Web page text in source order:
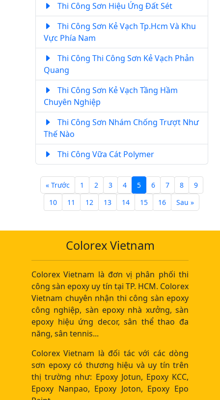
Thi Công Sơn Hiệu Ứng Đất Sét
Thi Công Sơn Kẻ Vạch Tp.Hcm Và Khu
Vực Phía Nam
Thi Công Thi Công Sơn Kẻ Vạch Phản
Quang
Thi Công Sơn Kẻ Vạch Tầng Hầm
Chuyên Nghiệp
Thi Công Sơn Nhám Chống Trượt Như
Thế Nào
Thi Công Vữa Cát Polymer
« Trước 1 2 3 4 5 6 7 8
9
10
11 12 13 14 15 16 Sau »
Colorex Vietnam
Colorex Vietnam là đơn vị phân phối thi
công sàn epoxy uy tín tại TP. HCM. Colorex
Vietnam chuyên nhận thi công sàn epoxy
công nghiệp, sàn epoxy nhà xưởng, sàn
epoxy hiệu ứng decor, sân thể thao đa
năng, sân tennis...
Colorex Vietnam là đối tác với các dòng
sơn epoxy có thương hiệu và uy tín trên
thị trường như: Epoxy Jotun, Epoxy KCC,
Epoxy Nanpao, Epoxy Joton, Epoxy Epo